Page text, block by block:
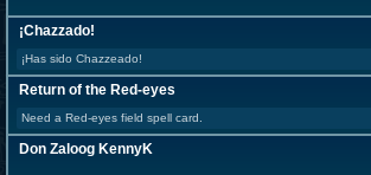
¡Chazzado!
¡Has sido Chazzeado!
Return of the Red-eyes
Need a Red-eyes field spell card.
Don Zaloog KennyK